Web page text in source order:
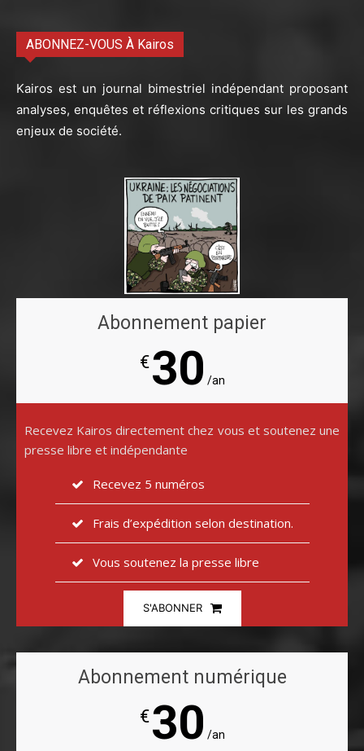
ABONNEZ-VOUS À Kairos
Kairos est un journal bimestriel indépendant proposant
analyses, enquêtes et réflexions critiques sur les grands
enjeux de société.
Abonnement papier
€30 /an
Recevez Kairos directement chez vous et soutenez une
presse libre et indépendante
Recevez 5 numéros
Frais d’expédition selon destination.
Vous soutenez la presse libre
S'ABONNER
Abonnement numérique
€30 /an